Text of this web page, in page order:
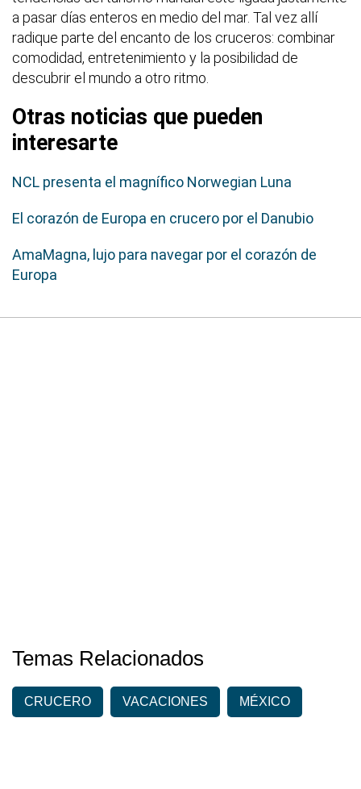
a pasar días enteros en medio del mar. Tal vez allí
radique parte del encanto de los cruceros: combinar
comodidad, entretenimiento y la posibilidad de
descubrir el mundo a otro ritmo.
Otras noticias que pueden
interesarte
NCL presenta el magnífico Norwegian Luna
El corazón de Europa en crucero por el Danubio
AmaMagna, lujo para navegar por el corazón de
Europa
Temas Relacionados
CRUCERO VACACIONES MÉXICO